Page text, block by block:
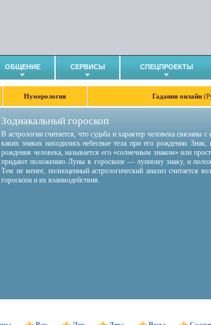
ОБЩЕНИЕ СЕРВИСЫ СПЕЦПРОЕКТЫ
Нумерология Гадания онлайн
Зодиакальный гороскоп
В астрологии считается, что судьба и характер человека связаны
каких знаках находились небесные тела при его рождении.
рождения человека, называется его «солнечным знаком» или
придают положению Луны в гороскопе — лунному знаку, и
Тем не менее, полноценный астрологический анализ считается
гороскопа и их взаимодействия.